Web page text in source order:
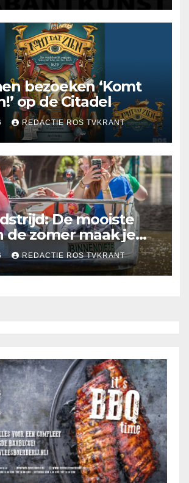
bezoeken ‘Komt
op de Citadel
REDACTIE ROS TVKRANT
De mooiste
de zomer maak je
wel in ’s-
REDACTIE ROS TVKRANT